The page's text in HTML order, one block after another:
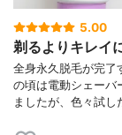
5.00
剃るよりキレイ
全身永久脱毛が完了
の頃は電動シェーバ
ましたが、色々試